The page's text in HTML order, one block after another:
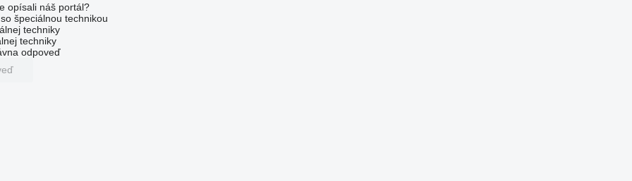
opísali náš portál?
špeciálnou technikou
techniky
techniky
odpoveď